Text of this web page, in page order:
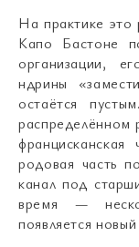
На практике это
Капо Бастоне
организации,
ндрины
остаётся
родовая часть
канал под
время —
появляется